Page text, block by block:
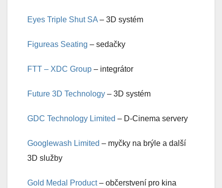
Eyes Triple Shut SA – 3D systém
Figureas Seating – sedačky
FTT – XDC Group – integrátor
Future 3D Technology – 3D systém
GDC Technology Limited – D-Cinema servery
Googlewash Limited – myčky na brýle a další
3D služby
Gold Medal Product– občerstvení pro kina